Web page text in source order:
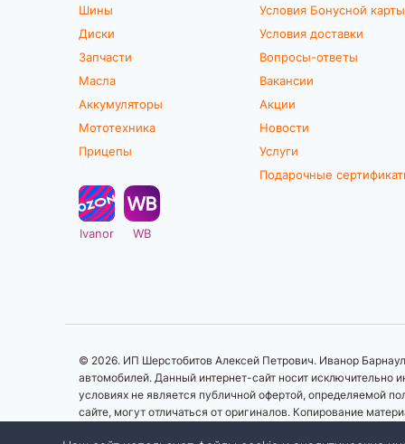
Шины
Диски
Запчасти
Масла
Аккумуляторы
Мототехника
Прицепы
Ivanor WB
Условия Бонусной карты
Условия доставки
Вопросы-ответы
Вакансии
Акции
Новости
Услуги
Подарочные
© 2026. ИП Шерстобитов Алексей Петрович. Иванор
автомобилей. Данный интернет-сайт носит исключительно
условиях не является публичной офертой, определяемой
сайте, могут отличаться от оригиналов. Копирование